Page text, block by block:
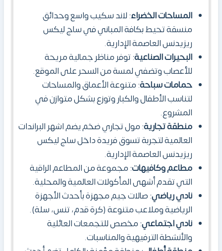
المساحات الخضراء: لاند سكيب واسع وحدائق
منسقة تحيط بكافة المباني في ساج ليكس
ريزيدنس العاصمة الإدارية.
البحيرات الصناعية: توفر مناظر جمالية مريحة
للأعصاب وتضفي لمسة من السحر على الموقع.
حمامات سباحة: متنوعة الأعماق والمساحات
لتناسب الأطفال والكبار وتوزع بشكل متوازن في
المشروع.
منطقة تجارية: مول تجاري ضخم يضم اشهر البراندات
العالمية لتجربة تسوق فريدة داخل ساج ليكس
ريزيدنس العاصمة الإدارية.
مطاعم وكافيهات: مجموعة من المطاعم الراقية
التي تقدم أشهى المأكولات العالمية والمحلية.
نادي رياضي: صالات جيم مجهزة بأحدث الأجهزة
الرياضية وملاعب متنوعة (كرة قدم، تنس، سلة).
نادي اجتماعي: مخصص للتجمعات العائلية
والأنشطة الترفيهية والمناسبات.